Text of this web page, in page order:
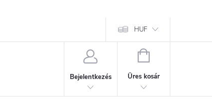
HUF
Bejelentkezés
KOSÁR
Üres kosár